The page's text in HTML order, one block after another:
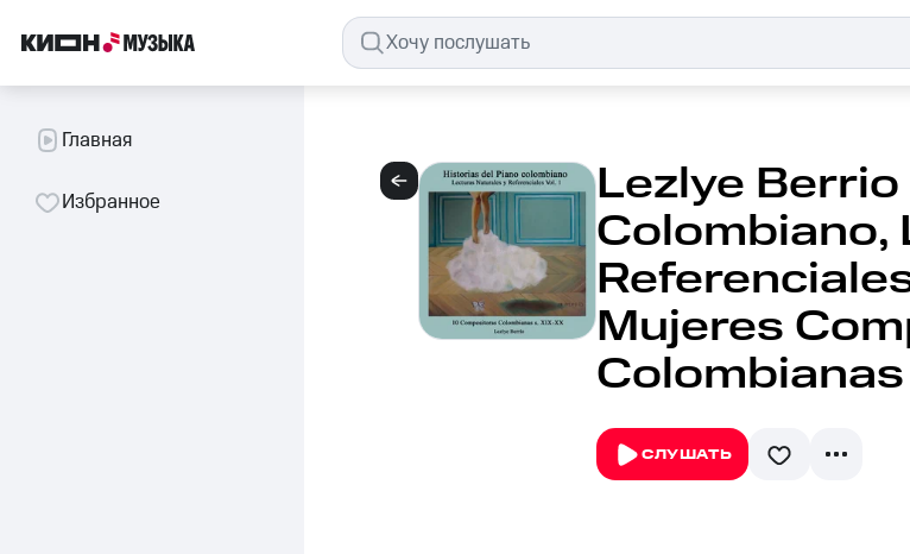
Главная
Избранное Lezlye
Colombiano,
Mujeres
Colombianas
СЛУШАТЬ